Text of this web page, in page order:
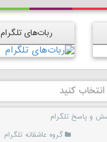
ربات‌های تلگرام
کنید
و پاسخ تلگرام
گروه عاشقانه تلگرام